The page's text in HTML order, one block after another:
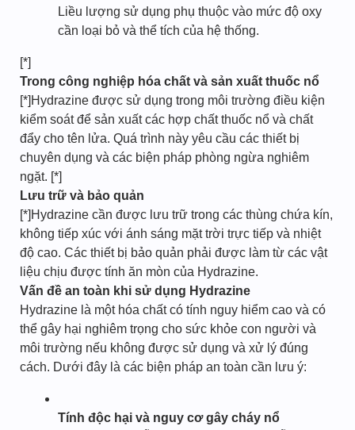
Liều lượng sử dụng phụ thuộc vào mức độ oxy
cần loại bỏ và thể tích của hệ thống.
[*]
Trong công nghiệp hóa chất và sản xuất thuốc nổ
[*]Hydrazine được sử dụng trong môi trường điều kiện
kiểm soát để sản xuất các hợp chất thuốc nổ và chất
đẩy cho tên lửa. Quá trình này yêu cầu các thiết bị
chuyên dụng và các biện pháp phòng ngừa nghiêm
ngặt. [*]
Lưu trữ và bảo quản
[*]Hydrazine cần được lưu trữ trong các thùng chứa kín,
không tiếp xúc với ánh sáng mặt trời trực tiếp và nhiệt
độ cao. Các thiết bị bảo quản phải được làm từ các vật
liệu chịu được tính ăn mòn của Hydrazine.
Vấn đề an toàn khi sử dụng Hydrazine
Hydrazine là một hóa chất có tính nguy hiểm cao và có
thể gây hại nghiêm trọng cho sức khỏe con người và
môi trường nếu không được sử dụng và xử lý đúng
cách. Dưới đây là các biện pháp an toàn cần lưu ý:
Tính độc hại và nguy cơ gây cháy nổ